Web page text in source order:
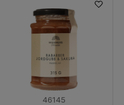
46145